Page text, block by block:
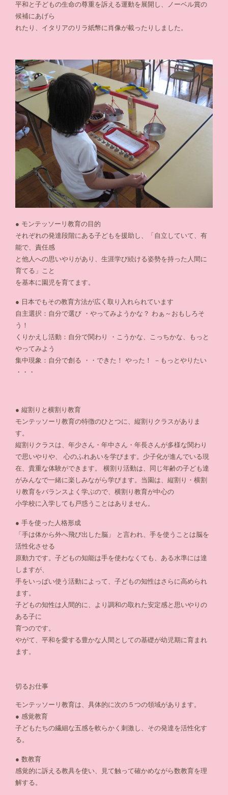
平和と子どもの生命の尊重を訴える運動を展開し、ノーベル賞の
候補にあげら
れたり、イタリアのリラ紙幣に肖像が載ったりしました。
● モンテッソーリ教育の目的
それぞれの発達段階にある子どもを援助し、「自立していて、有
能で、責任感
と他人への思いやりがあり、生涯学び続ける姿勢を持った人間に
育てる」こと
を基本に園児を育てます。
● 日本でもその教育方法が広く取り入れられています
自主選択：自分で選び ・やってみようかな？ わぁ～おもしろそ
う！
くりかえし活動：自分で関わり ・こうかな、こっちかな、もっと
やってみよう
集中現象：自分で創る ・・できた！ やった！ －もっとやりたい
・・・
● 縦割りと横割り教育
モンテッソーリ教育の特徴のひとつに、縦割りクラスがありま
す。
縦割りクラスは、年少さん・年中さん・年長さんが多様な関わり
で思いやりや、 心のふれあいを学びます。少子化が進んでいる現
在、貴重な体験ができます。 横割り活動は、同じ年齢の子ども達
がみんなで一緒に楽しみながら学びます。当園は、縦割り・横割
り教育をバランスよく学ぶので、横割り教育が中心の
小学校に入学しても戸惑うことはありません。
● 手を使った人格形成
「手は体から外へ飛び出した脳」 と言われ、手を使うことは脳を
活性化させる
原動力です。子どもの知能は手を使わなくても、ある水準には達
しますが、
手をいっぱい使う活動によって、子どもの知性はさらに高められ
ます。
子どもの知性は人間的に、より調和の取れた安定感と思いやりの
ある子に
育つのです。
やがて、平和を愛する豊かな人間としての基礎が幼児期に育まれ
ます。
切るお仕事
モンテッソーリ教育は、具体的に次の５つの領域があります。
● 感覚教育
子どもたちの繊細な五感を軟らかく刺激し、その発達を活性化す
る。
● 数教育
感覚的に訴える教具を使い、見て触って確かめながら数教育を理
解する。